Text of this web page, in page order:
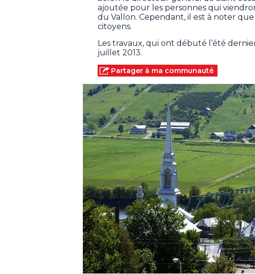
ajoutée pour les personnes qui
du Vallon. Cependant, il est à noter
citoyens.
Les travaux, qui ont débuté l’été
juillet 2013.
Partager à ma communauté